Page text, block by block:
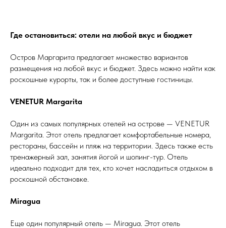
Где остановиться: отели на любой вкус и бюджет
Остров Маргарита предлагает множество вариантов
размещения на любой вкус и бюджет. Здесь можно найти как
роскошные курорты, так и более доступные гостиницы.
VENETUR Margarita
Один из самых популярных отелей на острове — VENETUR
Margarita. Этот отель предлагает комфортабельные номера,
рестораны, бассейн и пляж на территории. Здесь также есть
тренажерный зал, занятия йогой и шопинг-тур. Отель
идеально подходит для тех, кто хочет насладиться отдыхом в
роскошной обстановке.
Miragua
Еще один популярный отель — Miragua. Этот отель